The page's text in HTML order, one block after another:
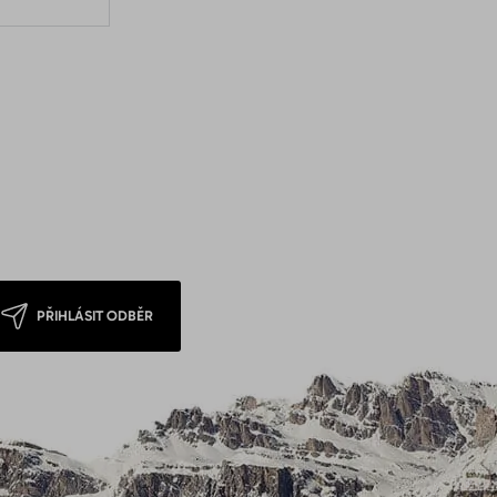
PŘIHLÁSIT ODBĚR